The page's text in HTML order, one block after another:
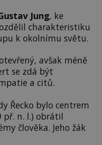
Jung, ke
charakteristiku
k okolnímu světu.
avšak méně
se zdá být
a citů.
Řecko bylo centrem
př. n. l.) obrátil
člověka. Jeho žák